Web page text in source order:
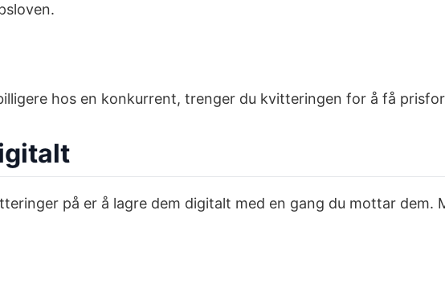
hos en konkurrent, trenger du kvitteringen for å få
på er å lagre dem digitalt med en gang du mottar dem.